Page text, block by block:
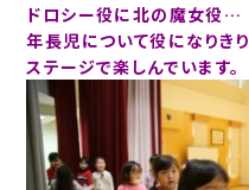
ドロシー役に北の魔女役…
年長児について役になりきり
ステージで楽しんでいます。